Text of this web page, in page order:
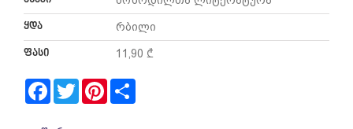
ყდა რბილი
ფასი 11,90 ₾
Facebook
TwitterPinterest